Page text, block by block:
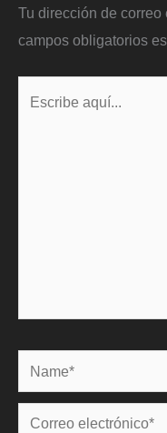
Tu dirección de
campos obligatorios
Name*
Correo